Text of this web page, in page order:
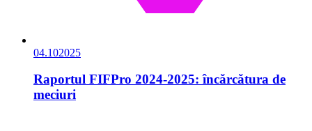
04.102025
Raportul FIFPro 2024-2025: încărcătura de
meciuri